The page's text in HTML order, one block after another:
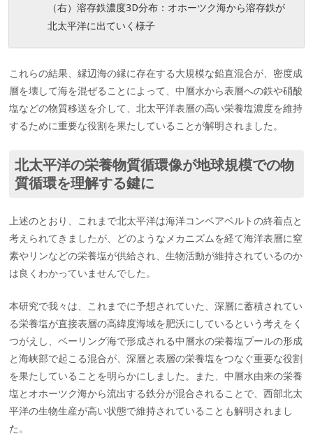
（右）溶存鉄濃度3D分布：オホーツク海から溶存鉄が
北太平洋に出ていく様子
これらの結果、縁辺海の縁に存在する大規模な鉛直混合が、密度成
層を壊して海を混ぜることによって、中層水から表層への鉄や硝酸
塩などの物質移送を介して、北太平洋表層の高い栄養塩濃度を維持
するために重要な役割を果たしていることが解明されました。
北太平洋の栄養物質循環像が地球規模での物
質循環を理解する鍵に
上述のとおり、これまで北太平洋は海洋コンベアベルトの終着点と
考えられてきましたが、どのようなメカニズムを経て海洋表層に窒
素やリンなどの栄養塩が供給され、生物活動が維持されているのか
は良くわかっていませんでした。
本研究で我々は、これまでに予想されていた、深層に蓄積されてい
る栄養塩が直接表層の高緯度海域を肥沃にしているという考えをく
つがえし、ベーリング海で形成される中層水の栄養塩プールの形成
と海峡部で起こる混合が、深層と表層の栄養塩をつなぐ重要な役割
を果たしていることを明らかにしました。また、中層水由来の栄養
塩とオホーツク海から流出する鉄分が混合されることで、西部北太
平洋の生物生産が高い状態で維持されていることも解明されまし
た。